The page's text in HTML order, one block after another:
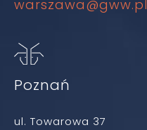
warszawa@gww.pl
Poznań
ul. Towarowa 37